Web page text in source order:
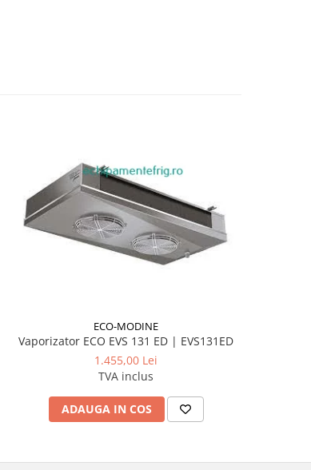
ECO-MODINE
Vaporizator ECO EVS 131 ED | EVS131ED
1.455,00 Lei
TVA inclus
ADAUGA IN COS